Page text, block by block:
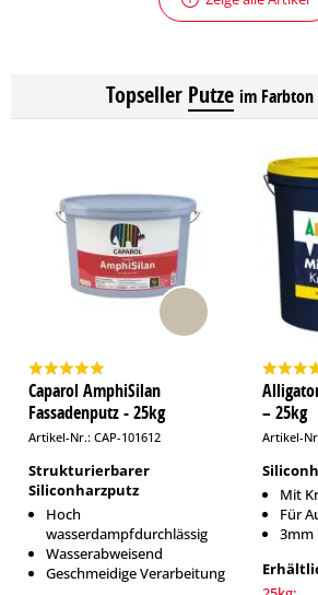
Topseller Putze im Farbton
Caparol AmphiSilan
Fassadenputz - 25kg
Artikel-Nr.: CAP-101612
Strukturierbarer
Siliconharzputz
Hoch
wasserdampfdurchlässig
Wasserabweisend
Geschmeidige Verarbeitung
– 25kg
Artikel-
Mit
Für
3mm